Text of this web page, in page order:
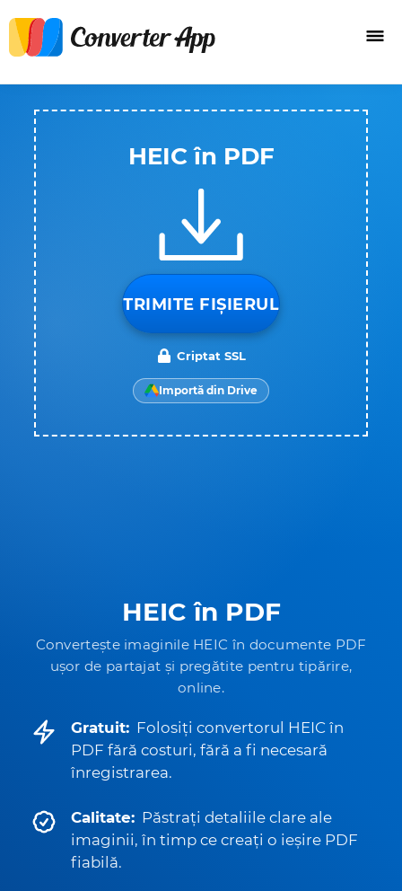
HEIC în PDF
Convertește imaginile HEIC în documente PDF
ușor de partajat și pregătite pentru tipărire,
online.
Gratuit: Folosiți convertorul HEIC în
PDF fără costuri, fără a fi necesară
înregistrarea.
Calitate: Păstrați detaliile clare ale
imaginii, în timp ce creați o ieșire PDF
fiabilă.
HEIC în PDF
TRIMITE FIȘIERUL
Criptat SSL
Importă din Drive